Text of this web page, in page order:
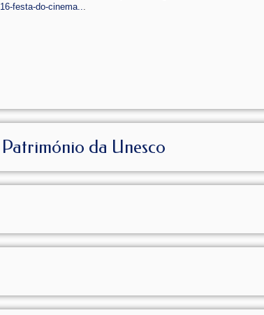
festa-do-cinema...
da Unesco